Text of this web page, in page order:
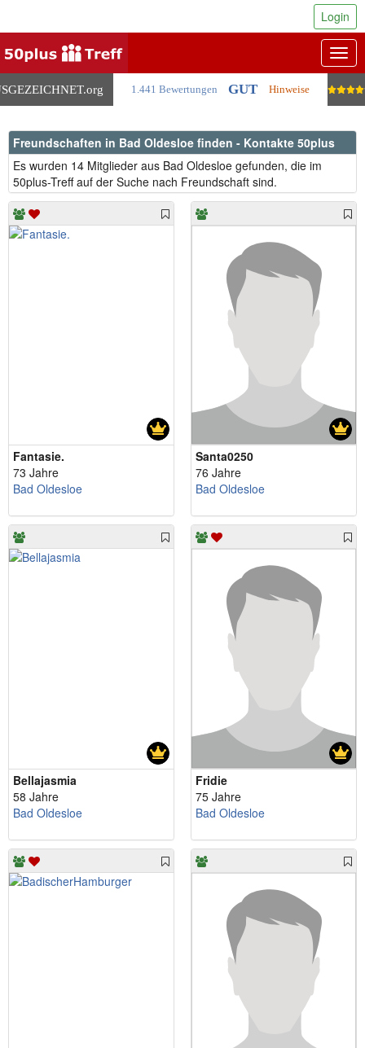
.org 1.441 Bewertungen GUT Hinweise
Login
Freundschaften in Bad Oldesloe finden - Kontakte 50plus
Es wurden 14 Mitglieder aus Bad Oldesloe gefunden, die im
50plus-Treff auf der Suche nach Freundschaft sind.
Fantasie.
73 Jahre
Bad Oldesloe
Santa0250
76 Jahre
Bad Oldesloe
Bellajasmia
58 Jahre
Bad Oldesloe
Fridie
75 Jahre
Bad Oldesloe